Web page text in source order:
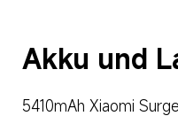
Akku und